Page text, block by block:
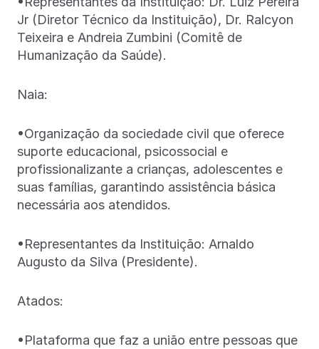
Jr (Diretor Técnico da Instituição), Dr. Ralcyon
Teixeira e Andreia Zumbini (Comitê de
Humanização da Saúde).
Naia:
•Organização da sociedade civil que oferece
suporte educacional, psicossocial e
profissionalizante a crianças, adolescentes e
suas famílias, garantindo assistência básica
necessária aos atendidos.
•Representantes da Instituição: Arnaldo
Augusto da Silva (Presidente).
Atados:
•Plataforma que faz a união entre pessoas que